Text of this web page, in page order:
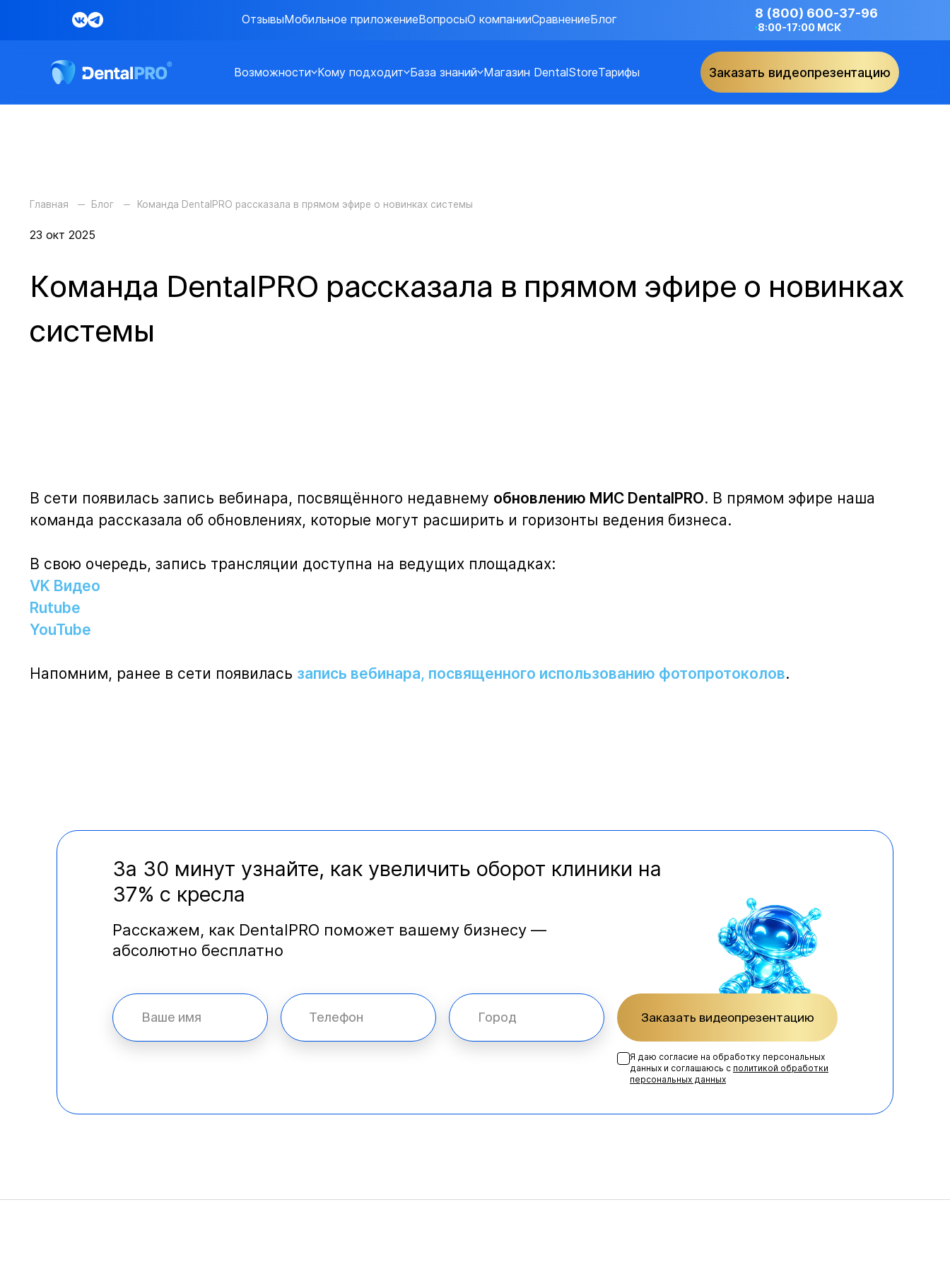
ОтзывыМобильное приложениеВопросыО компанииСравнениеБлог 8 (800) 600-37-96
8:00-17:00 МСК
Возможности Кому подходит База знаний Магазин DentalStoreТарифы Заказать видеопрезентацию
Главная Блог Команда DentalPRO рассказала в прямом эфире о новинках системы
23 окт 2025
Команда DentalPRO рассказала в прямом эфире о новинках
системы
В сети появилась запись вебинара, посвящённого недавнему обновлению МИС DentalPRO. В прямом эфире наша
команда рассказала об обновлениях, которые могут расширить и горизонты ведения бизнеса.
В свою очередь, запись трансляции доступна на ведущих площадках:
VK Видео
Rutube
YouTube
Напомним, ранее в сети появилась запись вебинара, посвященного использованию фотопротоколов.
За 30 минут узнайте, как увеличить оборот клиники на
37% с кресла
Расскажем, как DentalPRO поможет вашему бизнесу —
абсолютно бесплатно
Заказать видеопрезентацию
Я даю согласие на обработку персональных
данных и соглашаюсь с политикой обработки
персональных данных